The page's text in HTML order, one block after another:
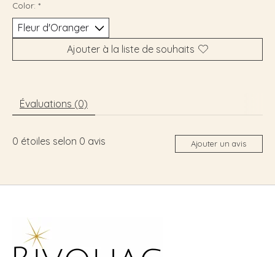
Color: *
Ajouter à la liste de souhaits
Évaluations (0)
0 étoiles selon 0 avis Ajouter un avis